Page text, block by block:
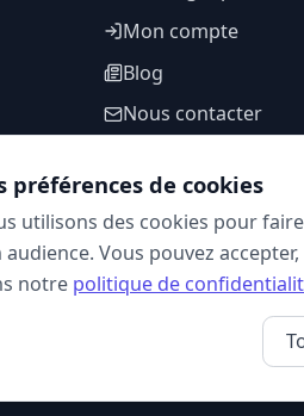
Mon compte
Blog
Nous contacter
SUIVEZ-
préférences de cookies
utilisons des cookies pour
audience. Vous pouvez
notre politique de